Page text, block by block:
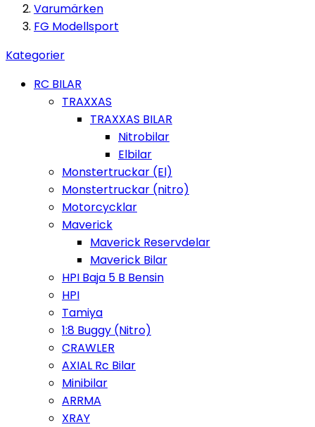
Varumärken
FG Modellsport
Kategorier
RC BILAR
TRAXXAS
TRAXXAS BILAR
Nitrobilar
Elbilar
Monstertruckar (El)
Monstertruckar (nitro)
Motorcycklar
Maverick
Maverick Reservdelar
Maverick Bilar
HPI Baja 5 B Bensin
HPI
Tamiya
1:8 Buggy (Nitro)
CRAWLER
AXIAL Rc Bilar
Minibilar
ARRMA
XRAY